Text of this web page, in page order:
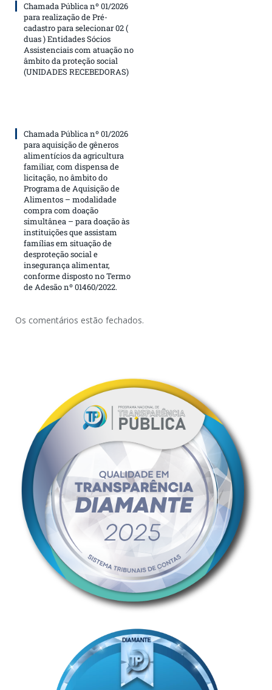
Chamada Pública nº 01/2026
para realização de Pré-
cadastro para selecionar 02 (
duas ) Entidades Sócios
Assistenciais com atuação no
âmbito da proteção social
(UNIDADES RECEBEDORAS)
Chamada Pública nº 01/2026
para aquisição de gêneros
alimentícios da agricultura
familiar, com dispensa de
licitação, no âmbito do
Programa de Aquisição de
Alimentos – modalidade
compra com doação
simultânea – para doação às
instituições que assistam
famílias em situação de
desproteção social e
insegurança alimentar,
conforme disposto no Termo
de Adesão nº 01460/2022.
Os comentários estão fechados.